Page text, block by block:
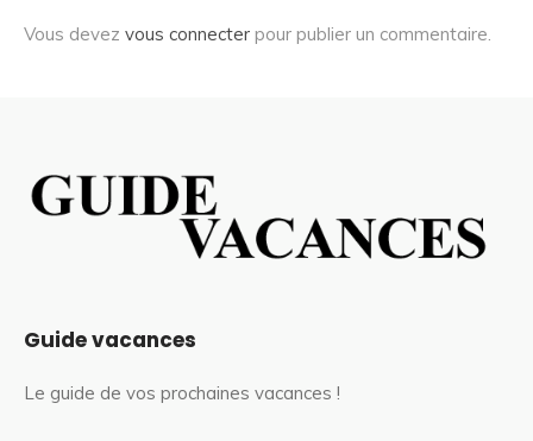
Vous devez vous connecter pour publier un commentaire.
Guide vacances
Le guide de vos prochaines vacances !